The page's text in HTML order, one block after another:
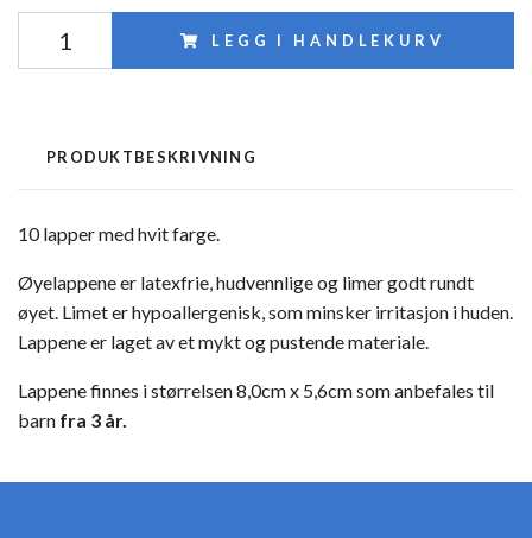
LEGG I HANDLEKURV
PRODUKTBESKRIVNING
10 lapper med hvit farge.
Øyelappene er latexfrie, hudvennlige og limer godt rundt
øyet. Limet er hypoallergenisk, som minsker irritasjon i huden.
Lappene er laget av et mykt og pustende materiale.
Lappene finnes i størrelsen 8,0cm x 5,6cm som anbefales til
barn fra 3 år.